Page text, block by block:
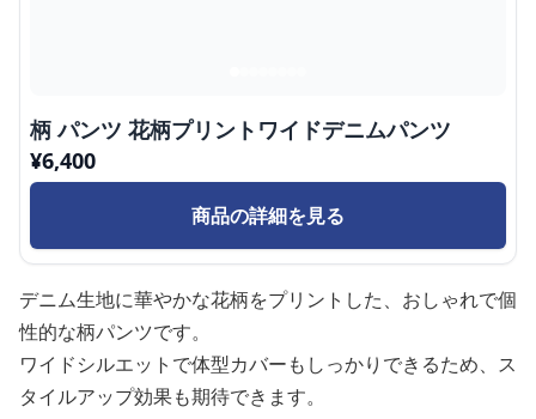
柄 パンツ 花柄プリントワイドデニムパンツ
¥6,400
商品の詳細を見る
デニム生地に華やかな花柄をプリントした、おしゃれで個
性的な柄パンツです。
ワイドシルエットで体型カバーもしっかりできるため、ス
タイルアップ効果も期待できます。